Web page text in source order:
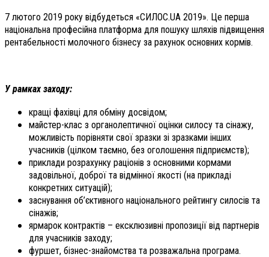
7 лютого 2019 року відбудеться «СИЛОС.UA 2019». Це перша
національна професійна платформа для пошуку шляхів підвищення
рентабельності молочного бізнесу за рахунок основних кормів.
У рамках заходу:
кращі фахівці для обміну досвідом;
майстер-клас з органолептичної оцінки силосу та сінажу,
можливість порівняти свої зразки зі зразками інших
учасників (цілком таємно, без оголошення підприємств);
приклади розрахунку раціонів з основними кормами
задовільної, доброї та відмінної якості (на прикладі
конкретних ситуацій);
заснування об’єктивного національного рейтингу силосів та
сінажів;
ярмарок контрактів – ексклюзивні пропозиції від партнерів
для учасників заходу;
фуршет, бізнес-знайомства та розважальна програма.